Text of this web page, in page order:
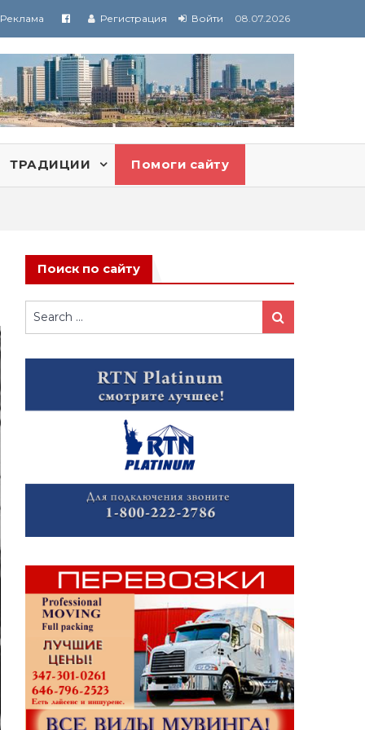
Реклама Регистрация Войти 08.07.2026
ТРАДИЦИИ Помоги сайту
Поиск по сайту
Search
for:
Search